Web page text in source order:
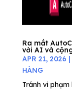
Ra mắt
với AI và
APR 21, 2026 |
HÀNG
Tránh vi